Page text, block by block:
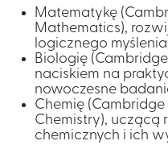
Matematykę
Mathematics),
logicznego
Biologię
naciskiem na
nowoczesne
Chemię (Cambridge
Chemistry), uczącą
chemicznych i ich